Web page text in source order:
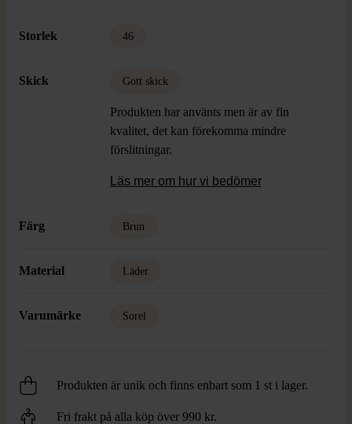
Storlek 46
Skick Gott skick
Produkten har använts men är av fin
kvalitet, det kan förekomma mindre
förslitningar.
Läs mer om hur vi bedömer
Färg Brun
Material Läder
Varumärke Sorel
Produkten är unik och finns enbart som 1 st i lager.
Fri frakt på alla köp över 990 kr.